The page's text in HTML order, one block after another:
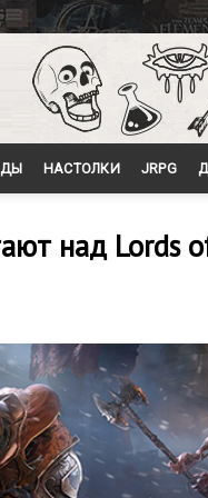
НАСТОЛКИ JRPG
над Lords